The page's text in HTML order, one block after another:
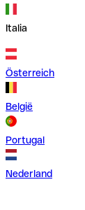
Italia
Österreich
België
Portugal
Nederland